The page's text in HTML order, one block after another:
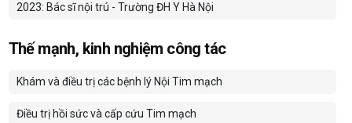
2023: Bác sĩ nội trú - Trường ĐH Y Hà Nội
Thế mạnh, kinh nghiệm công tác
Khám và điều trị các bệnh lý Nội Tim mạch
Điều trị hồi sức và cấp cứu Tim mạch